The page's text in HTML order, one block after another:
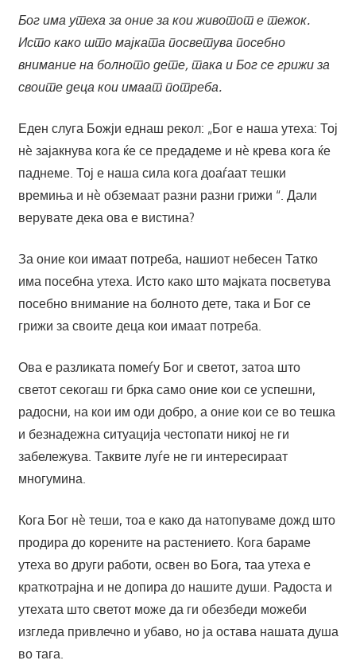
Бог има утеха за оние за кои животот е тежок.
Исто како што мајката посветува посебно
внимание на болното дете, така и Бог се грижи за
своите деца кои имаат потреба.
Еден слуга Божји еднаш рекол: „Бог е наша утеха: Тој
нè зајакнува кога ќе се предадеме и нè крева кога ќе
паднеме. Тој е наша сила кога доаѓаат тешки
времиња и нè обземаат разни разни грижи “. Дали
верувате дека ова е вистина?
За оние кои имаат потреба, нашиот небесен Татко
има посебна утеха. Исто како што мајката посветува
посебно внимание на болното дете, така и Бог се
грижи за своите деца кои имаат потреба.
Ова е разликата помеѓу Бог и светот, затоа што
светот секогаш ги брка само оние кои се успешни,
радосни, на кои им оди добро, а оние кои се во тешка
и безнадежна ситуација честопати никој не ги
забележува. Таквите луѓе не ги интересираат
многумина.
Кога Бог нè теши, тоа е како да натопуваме дожд што
продира до корените на растението. Кога бараме
утеха во други работи, освен во Бога, таа утеха е
краткотрајна и не допира до нашите души. Радоста и
утехата што светот може да ги обезбеди можеби
изгледа привлечно и убаво, но ја остава нашата душа
во тага.